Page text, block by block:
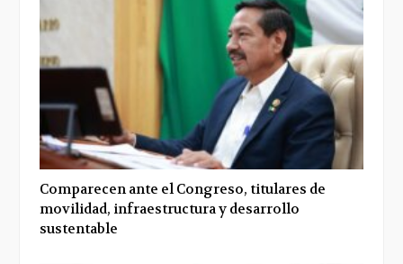
Comparecen ante el Congreso, titulares de
movilidad, infraestructura y desarrollo
sustentable